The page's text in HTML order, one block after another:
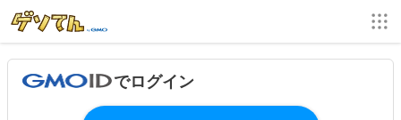
でログイン